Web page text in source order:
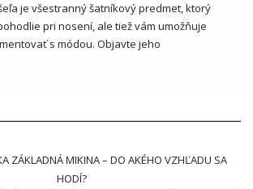
je všestranný šatníkový predmet, ktorý
pri nosení, ale tiež vám umožňuje
s módou. Objavte jeho
ZÁKLADNÁ MIKINA – DO AKÉHO VZHĽADU SA
HODÍ?